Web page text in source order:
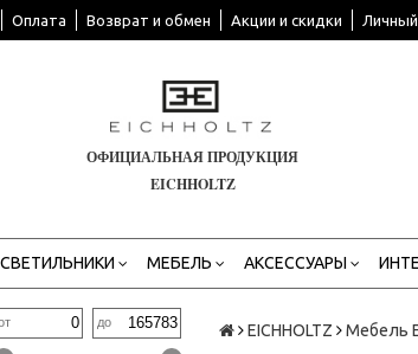
Оплата Возврат и обмен Акции и скидки
ОФИЦИАЛЬНАЯ ПРОДУКЦИЯ
EICHHOLTZ
СВЕТИЛЬНИКИ МЕБЕЛЬ АКСЕССУАРЫ
до EICHHOLTZ Мебель